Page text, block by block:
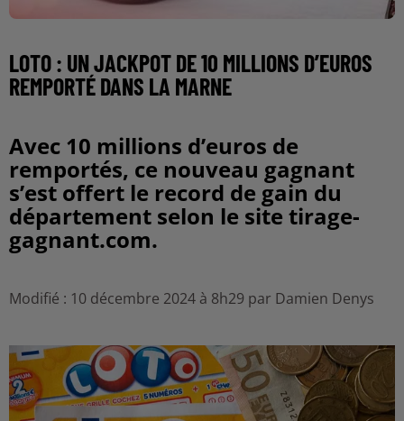
LOTO : UN JACKPOT DE 10 MILLIONS D’EUROS
REMPORTÉ DANS LA MARNE
Avec 10 millions d’euros de
remportés, ce nouveau gagnant
s’est offert le record de gain du
département selon le site tirage-
gagnant.com.
Modifié : 10 décembre 2024 à 8h29 par Damien Denys